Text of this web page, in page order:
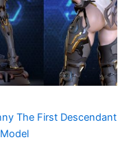
The First Descendant